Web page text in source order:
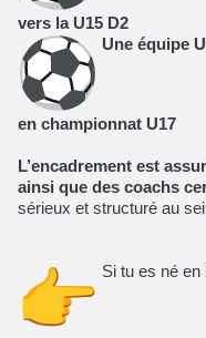
vers la U15 D2
Une équipe
en championnat U17
L’encadrement est
ainsi que des coachs
sérieux et structuré au
Si tu es né en